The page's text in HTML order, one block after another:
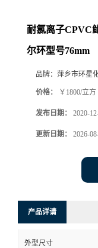
耐氯离子CPVC
尔环型号76mm
品牌： 萍乡市环星
价格： ￥1800/立方
发布日期： 2020-
更新日期： 2026-
产品详请
外型尺寸